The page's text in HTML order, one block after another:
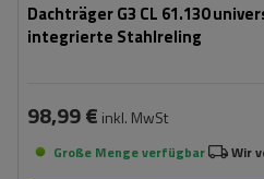
Dachträger G3 CL 61.130
integrierte Stahlreling
98,99 € inkl. MwSt
Große Menge verfügbar Wir